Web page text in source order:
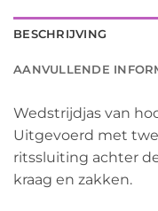
BESCHRIJVING
AANVULLENDE
Wedstrijdjas van
Uitgevoerd met
ritssluiting achter
kraag en zakken.